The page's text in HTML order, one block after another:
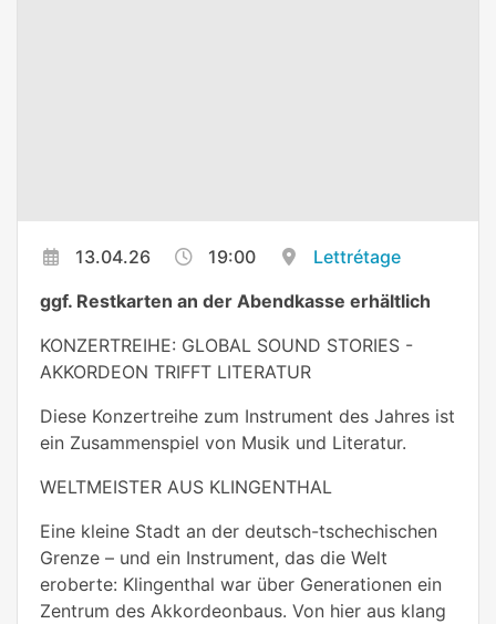
13.04.26 19:00
Lettrétage
ggf. Restkarten an der Abendkasse erhältlich
KONZERTREIHE: GLOBAL SOUND STORIES -
AKKORDEON TRIFFT LITERATUR
Diese Konzertreihe zum Instrument des Jahres ist
ein Zusammenspiel von Musik und Literatur.
WELTMEISTER AUS KLINGENTHAL
Eine kleine Stadt an der deutsch-tschechischen
Grenze – und ein Instrument, das die Welt
eroberte: Klingenthal war über Generationen ein
Zentrum des Akkordeonbaus. Von hier aus klang